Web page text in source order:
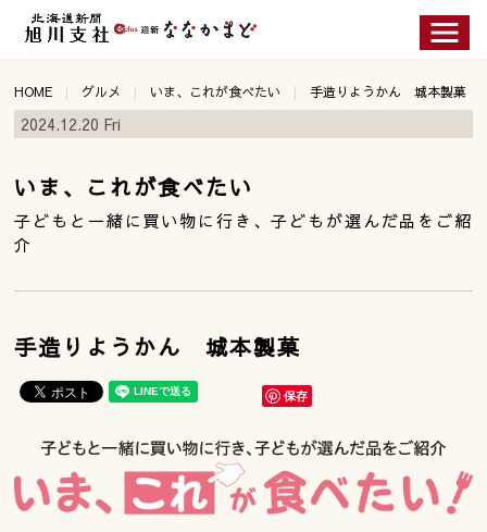
HOME グルメ いま、これが食べたい 手造りようかん 城本製菓
2024.12.20 Fri
いま、これが食べたい
子どもと一緒に買い物に行き、子どもが選んだ品をご紹
介
手造りようかん 城本製菓
保存